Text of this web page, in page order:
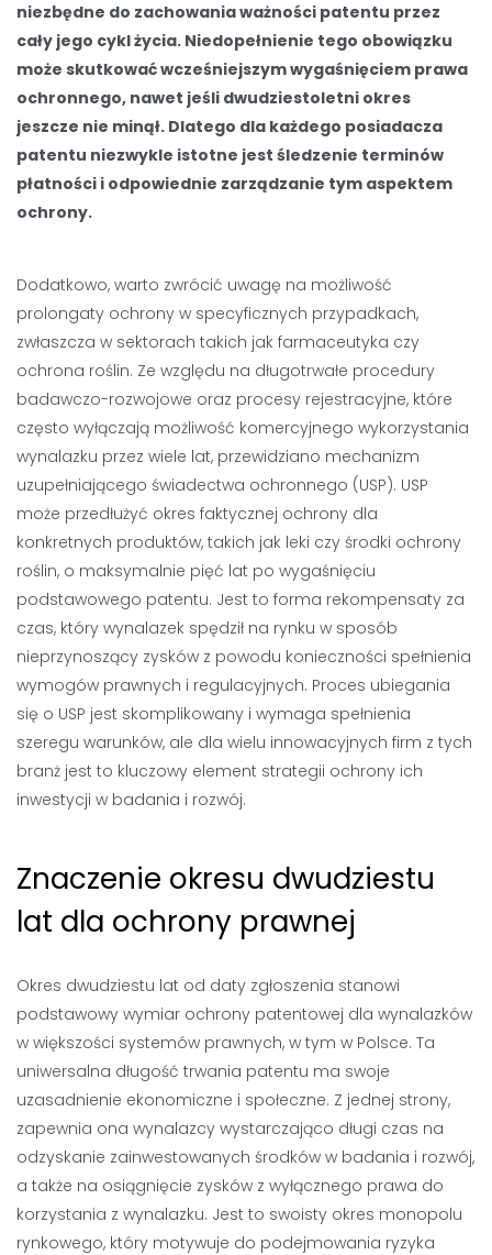
niezbędne do zachowania ważności patentu przez
cały jego cykl życia. Niedopełnienie tego obowiązku
może skutkować wcześniejszym wygaśnięciem prawa
ochronnego, nawet jeśli dwudziestoletni okres
jeszcze nie minął. Dlatego dla każdego posiadacza
patentu niezwykle istotne jest śledzenie terminów
płatności i odpowiednie zarządzanie tym aspektem
ochrony.
Dodatkowo, warto zwrócić uwagę na możliwość
prolongaty ochrony w specyficznych przypadkach,
zwłaszcza w sektorach takich jak farmaceutyka czy
ochrona roślin. Ze względu na długotrwałe procedury
badawczo-rozwojowe oraz procesy rejestracyjne, które
często wyłączają możliwość komercyjnego wykorzystania
wynalazku przez wiele lat, przewidziano mechanizm
uzupełniającego świadectwa ochronnego (USP). USP
może przedłużyć okres faktycznej ochrony dla
konkretnych produktów, takich jak leki czy środki ochrony
roślin, o maksymalnie pięć lat po wygaśnięciu
podstawowego patentu. Jest to forma rekompensaty za
czas, który wynalazek spędził na rynku w sposób
nieprzynoszący zysków z powodu konieczności spełnienia
wymogów prawnych i regulacyjnych. Proces ubiegania
się o USP jest skomplikowany i wymaga spełnienia
szeregu warunków, ale dla wielu innowacyjnych firm z tych
branż jest to kluczowy element strategii ochrony ich
inwestycji w badania i rozwój.
Znaczenie okresu dwudziestu
lat dla ochrony prawnej
Okres dwudziestu lat od daty zgłoszenia stanowi
podstawowy wymiar ochrony patentowej dla wynalazków
w większości systemów prawnych, w tym w Polsce. Ta
uniwersalna długość trwania patentu ma swoje
uzasadnienie ekonomiczne i społeczne. Z jednej strony,
zapewnia ona wynalazcy wystarczająco długi czas na
odzyskanie zainwestowanych środków w badania i rozwój,
a także na osiągnięcie zysków z wyłącznego prawa do
korzystania z wynalazku. Jest to swoisty okres monopolu
rynkowego, który motywuje do podejmowania ryzyka